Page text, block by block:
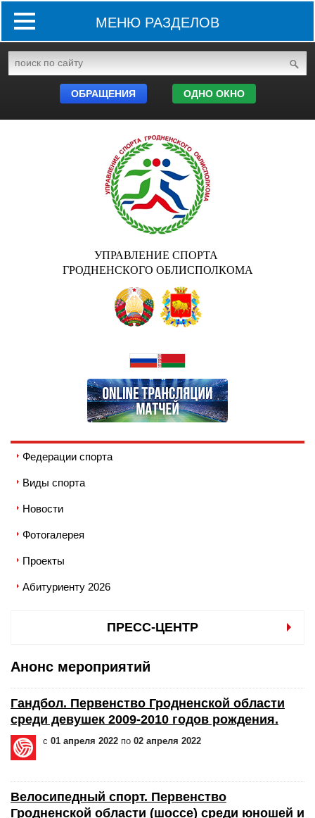
МЕНЮ РАЗДЕЛОВ
ОБРАЩЕНИЯ ОДНО ОКНО
УПРАВЛЕНИЕ СПОРТА
ГРОДНЕНСКОГО ОБЛИСПОЛКОМА
Федерации спорта
Виды спорта
Новости
Фотогалерея
Проекты
Абитуриенту 2026
ПРЕСС-ЦЕНТР
Анонс мероприятий
Гандбол. Первенство Гродненской области
среди девушек 2009-2010 годов рождения.
с 01 апреля 2022 по 02 апреля 2022
Велосипедный спорт. Первенство
Гродненской области (шоссе) среди юношей и